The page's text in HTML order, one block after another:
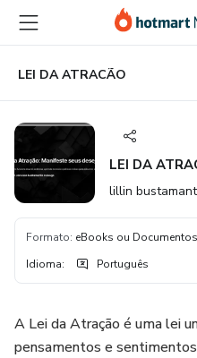
para
conteúdo
principal
para
pagamento
para
rodapé
LEI DA ATRACÃO
LEI DA
lillin
Formato: eBooks ou Documentos
Idioma: Português
A Lei da Atração é uma lei
pensamentos e